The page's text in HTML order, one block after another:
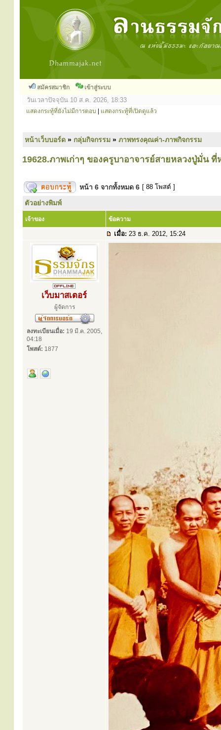
สมัครสมาชิก เข้าสู่ระบบ
วันเวลาปัจจุบัน 10 ส.ค. 2026, 18:33
แสดงกระทู้ที่ยังไม่มีการตอบ แสดงกระทู้ที่เปิดดูแล้ว
หน้าเว็บบอร์ด » กลุ่มกิจกรรม » ภาพทรงคุณค่า-ภาพกิจกรรม
19628.ภาพเก่าๆ ของครูบาอาจารย์สายหลวงปู่มั่น
หน้า 6 จากทั้งหมด 6 [ 88 โพสต์ ]
ตัวอย่างพิมพ์
เจ้าของ ข้อความ
เมื่อ: 23 ธ.ค. 2012, 15:24
เว็บมาสเตอร์
ผู้จัดการ
ลงทะเบียนเมื่อ: 19 มี.ค. 2005,
04:18
โพสต์: 1877